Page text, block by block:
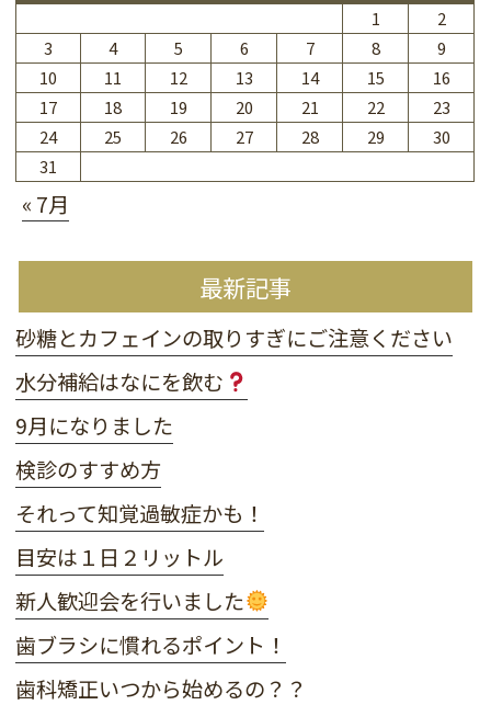
1
2
3
4 5 6 7 8
9
10
11 12 13 14 15
16
17
18 19 20 21 22
23
24
25 26 27 28 29
30
31
« 7月
最新記事
砂糖とカフェインの取りすぎにご注意ください
水分補給はなにを飲む
9月になりました
検診のすすめ方
それって知覚過敏症かも！
目安は１日２リットル
新人歓迎会を行いました
歯ブラシに慣れるポイント！
歯科矯正いつから始めるの？？